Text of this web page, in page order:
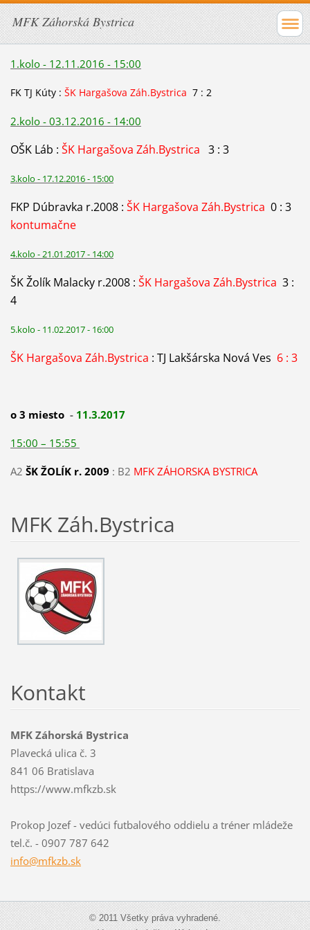
MFK Záhorská Bystrica
1.kolo - 12.11.2016 - 15:00
FK TJ Kúty : ŠK Hargašova Záh.Bystrica 7 : 2
2.kolo - 03.12.2016 - 14:00
OŠK Láb : ŠK Hargašova Záh.Bystrica 3 : 3
3.kolo - 17.12.2016 - 15:00
FKP Dúbravka r.2008 : ŠK Hargašova Záh.Bystrica 0 : 3
kontumačne
4.kolo - 21.01.2017 - 14:00
ŠK Žolík Malacky r.2008 : ŠK Hargašova Záh.Bystrica 3 :
4
5.kolo - 11.02.2017 - 16:00
ŠK Hargašova Záh.Bystrica : TJ Lakšárska Nová Ves 6 : 3
o 3 miesto - 11.3.2017
15:00 – 15:55
A2 ŠK ŽOLÍK r. 2009 : B2 MFK ZÁHORSKA BYSTRICA
MFK Záh.Bystrica
Kontakt
MFK Záhorská Bystrica
Plavecká ulica č. 3
841 06 Bratislava
https://www.mfkzb.sk
Prokop Jozef - vedúci futbalového oddielu a tréner mládeže
tel.č. - 0907 787 642
info@mfkzb.sk
© 2011 Všetky práva vyhradené.